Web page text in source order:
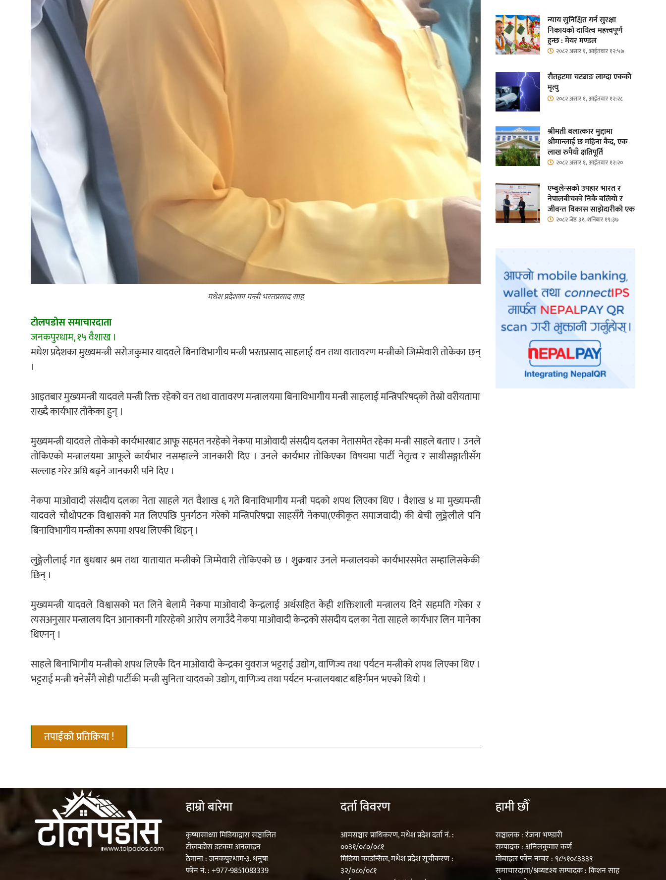
मधेश प्रदेशका मन्त्री भरतप्रसाद साह
टोलपडोस समाचारदाता
जनकपुरधाम, १५ वैशाख ।
मधेश प्रदेशका मुख्यमन्त्री सरोजकुमार यादवले बिनाविभागीय मन्त्री भरतप्रसाद साहलाई वन तथा वातावरण मन्त्रीको जिम्मेवारी तोकेका छन्
।
आइतबार मुख्यमन्त्री यादवले मन्त्री रिक्त रहेको वन तथा वातावरण मन्त्रालयमा बिनाविभागीय मन्त्री साहलाई मन्त्रिपरिषद्को तेस्रो वरीयतामा
राख्दै कार्यभार तोकेका हुन् ।
मुख्यमन्त्री यादवले तोकेको कार्यभारबाट आफू सहमत नरहेको नेकपा माओवादी संसदीय दलका नेतासमेत रहेका मन्त्री साहले बताए । उनले
तोकिएको मन्त्रालयमा आफूले कार्यभार नसम्हाल्ने जानकारी दिए । उनले कार्यभार तोकिएका विषयमा पार्टी नेतृत्व र साथीसङ्गातीसँग
सल्लाह गरेर अघि बढ्ने जानकारी पनि दिए ।
नेकपा माओवादी संसदीय दलका नेता साहले गत वैशाख ६ गते बिनाविभागीय मन्त्री पदको शपथ लिएका थिए । वैशाख ४ मा मुख्यमन्त्री
यादवले चौथोपटक विश्वासको मत लिएपछि पुनर्गठन गरेको मन्त्रिपरिषद्मा साहसँगै नेकपा(एकीकृत समाजवादी) की बेची लुङ्गेलीले पनि
बिनाविभागीय मन्त्रीका रूपमा शपथ लिएकी थिइन् ।
लुङ्गेलीलाई गत बुधबार श्रम तथा यातायात मन्त्रीको जिम्मेवारी तोकिएको छ । शुक्रबार उनले मन्त्रालयको कार्यभारसमेत सम्हालिसकेकी
छिन् ।
मुख्यमन्त्री यादवले विश्वासको मत लिने बेलामै नेकपा माओवादी केन्द्रलाई अर्थसहित केही शक्तिशाली मन्त्रालय दिने सहमति गरेका र
त्यसअनुसार मन्त्रालय दिन आनाकानी गरिरहेको आरोप लगाउँदै नेकपा माओवादी केन्द्रको संसदीय दलका नेता साहले कार्यभार लिन मानेका
थिएनन् ।
साहले बिनाभिागीय मन्त्रीको शपथ लिएकै दिन माओवादी केन्द्रका युवराज भट्टराई उद्योग, वाणिज्य तथा पर्यटन मन्त्रीको शपथ लिएका थिए ।
भट्टराई मन्त्री बनेसँगै सोही पार्टीकी मन्त्री सुनिता यादवको उद्योग, वाणिज्य तथा पर्यटन मन्त्रालयबाट बहिर्गमन भएको थियो ।
तपाईको प्रतिक्रिया !
न्याय सुनिश्चित गर्न सुरक्षा
निकायको दायित्व महत्त्वपूर्ण
हुन्छ : मेयर मण्डल
२०८२ असार १, आईतवार १२:५७
रौतहटमा चट्याङ लाग्दा एककोे
मृत्यु
२०८२ असार १, आईतवार १२:२८
श्रीमती बलात्कार मुद्दामा
श्रीमान्लाई छ महिना कैद, एक
लाख रुपैयाँ क्षतिपूर्ति
२०८२ असार १, आईतवार १२:२०
एम्बुलेन्सको उपहार भारत र
नेपालबीचको निकै बलियो र
जीवन्त विकास साझेदारीको एक
हिस्सा : नियोग उपप्रमुख
२०८२ जेष्ठ ३१, शनिबार १९:३७
हाम्रो बारेमा
कृष्मासाध्या मिडियाद्वारा सञ्चालित
टोलपडोस डटकम अनलाइन
ठेगाना : जनकपुरधाम-३. धनुषा
फोन नं. : +977-9851083339
दर्ता विवरण
आमसञ्चार प्राधिकरण, मधेश प्रदेश दर्ता नं. :
००३१/०८०/०८१
मिडिया काउन्सिल, मधेश प्रदेश सूचीकरण :
३२/०८०/०८१
हामी छौँ
सञ्चालक : रंजना भण्डारी
सम्पादक : अनिलकुमार कर्ण
मोबाइल फोन नम्बर : ९८५१०८३३३९
समाचारदाता/श्रव्यदृश्य सम्पादक : किशन साह